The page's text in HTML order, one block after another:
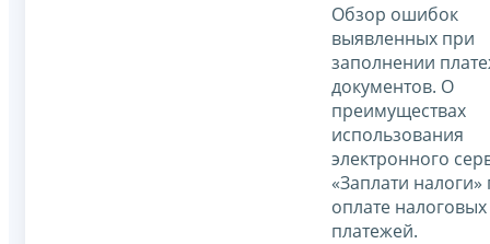
Обзор ошибок
выявленных при
заполнении
документов. О
преимуществах
использования
электронного
«Заплати налоги»
оплате налоговых
платежей.